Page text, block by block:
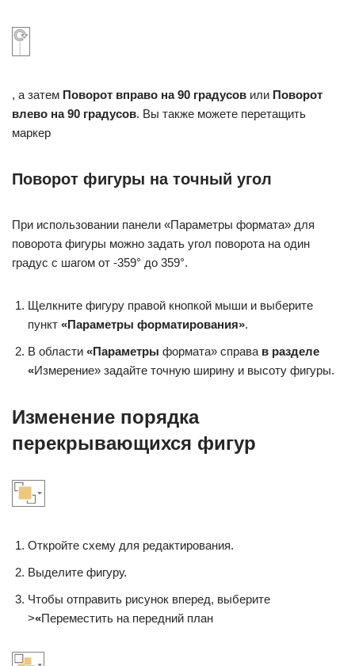
, а затем Поворот вправо на 90 градусов или Поворот
влево на 90 градусов. Вы также можете перетащить
маркер
Поворот фигуры на точный угол
При использовании панели «Параметры формата» для
поворота фигуры можно задать угол поворота на один
градус с шагом от -359° до 359°.
Щелкните фигуру правой кнопкой мыши и выберите
пункт «Параметры форматирования».
В области «Параметры формата» справа в разделе
«Измерение» задайте точную ширину и высоту фигуры.
Изменение порядка
перекрывающихся фигур
Откройте схему для редактирования.
Выделите фигуру.
Чтобы отправить рисунок вперед, выберите
>«Переместить на передний план